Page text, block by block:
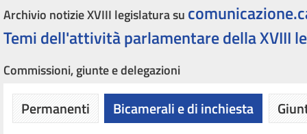
Archivio notizie XVIII legislatura su
Temi dell'attività parlamentare della XVIII
Commissioni, giunte e delegazioni
Permanenti Bicamerali e di inchiesta